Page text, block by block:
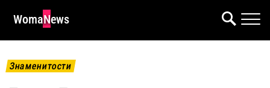
WomaNews
Знаменитости